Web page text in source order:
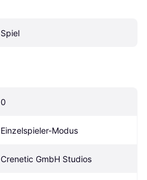
Spiel
0
Einzelspieler-Modus
Crenetic GmbH Studios